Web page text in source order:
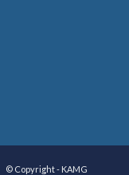
© Copyright - KAMG